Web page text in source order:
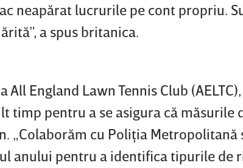
neapărat lucrurile pe cont propriu.
a spus britanica.
England Lawn Tennis Club
timp pentru a se asigura că măsurile
„Colaborăm cu Poliţia Metropolitană
anului pentru a identifica tipurile de